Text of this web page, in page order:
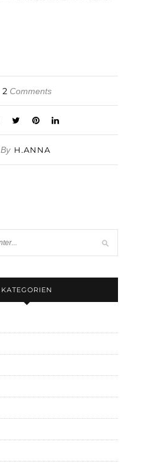
2 Comments
By H.ANNA
KATEGORIEN